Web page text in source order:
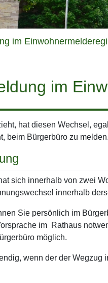
im
im
hat diesen Wechsel,
beim Bürgerbüro zu
sich innerhalb von zwei
innerhalb
Sie persönlich im
im Rathaus
möglich.
wenn der der Wegzug